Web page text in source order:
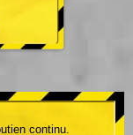
continu.